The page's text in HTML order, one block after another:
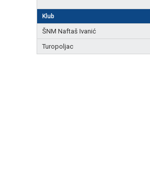
Klub
ŠNM Naftaš Ivanić
Turopoljac